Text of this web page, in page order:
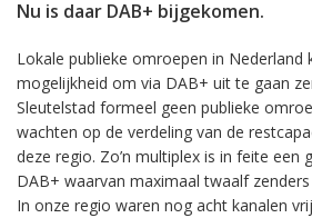
Nu is daar DAB+ bijgekomen.
Lokale publieke omroepen in Nederland
mogelijkheid om via DAB+ uit te gaan
Sleutelstad formeel geen publieke
wachten op de verdeling van de
deze regio. Zo’n multiplex is in feite een
DAB+ waarvan maximaal twaalf
In onze regio waren nog acht kanalen